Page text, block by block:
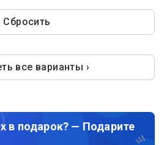
Сбросить
все варианты ›
в подарок? — Подарите